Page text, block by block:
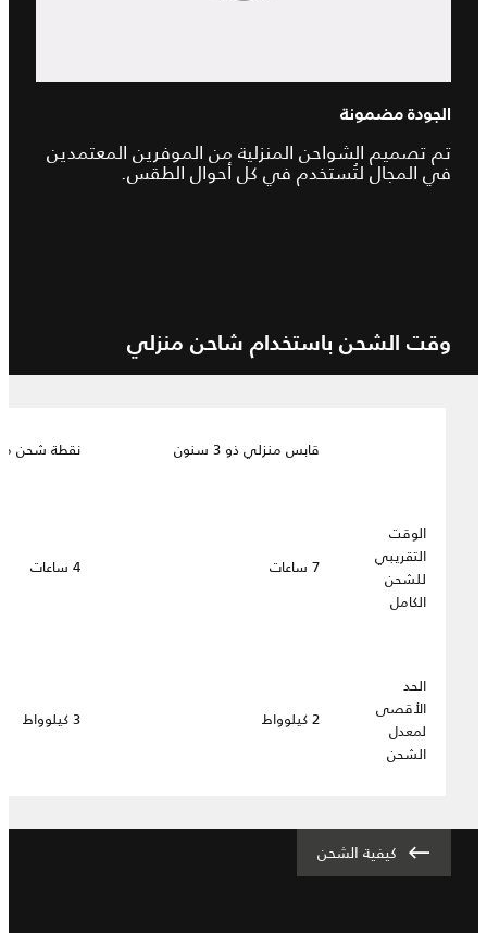
الجودة مضمونة
تم تصميم الشواحن المنزلية من الموفرين المعتمدين
في المجال لتُستخدم في كل أحوال الطقس.
وقت الشحن باستخدام شاحن منزلي
قابس منزلي ذو 3 سنون نقطة شحن منزلية
الوقت
التقريبي
للشحن
الكامل
7 ساعات 4 ساعات
الحد
الأقصى
لمعدل
الشحن
2 كيلوواط 3 كيلوواط
كيفية الشحن